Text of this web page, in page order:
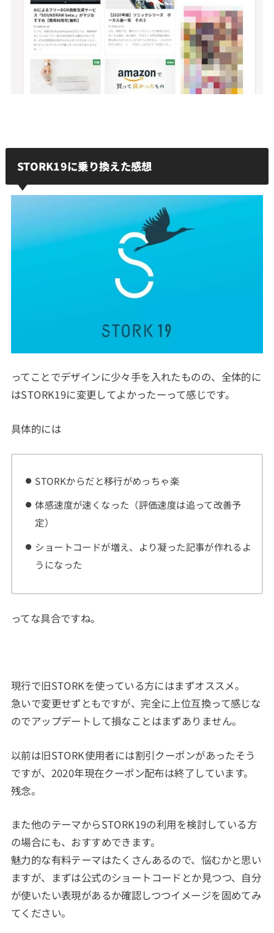
STORK19に乗り換えた感想
ってことでデザインに少々手を入れたものの、全体的に
はSTORK19に変更してよかったーって感じです。
具体的には
STORKからだと移行がめっちゃ楽
体感速度が速くなった（評価速度は追って改善予
定）
ショートコードが増え、より凝った記事が作れるよ
うになった
ってな具合ですね。
現行で旧STORKを使っている方にはまずオススメ。
急いで変更せずともですが、完全に上位互換って感じな
のでアップデートして損なことはまずありません。
以前は旧STORK使用者には割引クーポンがあったそう
ですが、2020年現在クーポン配布は終了しています。
残念。
また他のテーマからSTORK19の利用を検討している方
の場合にも、おすすめできます。
魅力的な有料テーマはたくさんあるので、悩むかと思い
ますが、まずは公式のショートコードとか見つつ、自分
が使いたい表現があるか確認しつつイメージを固めてみ
てください。